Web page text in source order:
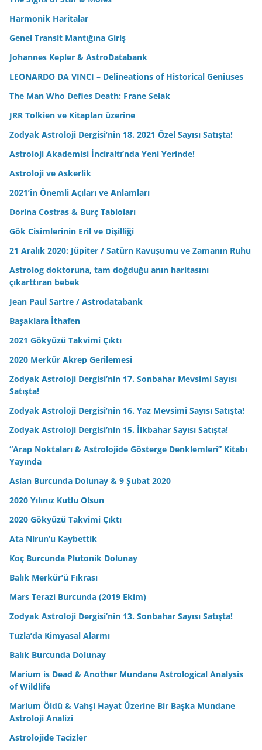
Harmonik Haritalar
Genel Transit Mantığına Giriş
Johannes Kepler & AstroDatabank
LEONARDO DA VINCI – Delineations of Historical Geniuses
The Man Who Defies Death: Frane Selak
JRR Tolkien ve Kitapları üzerine
Zodyak Astroloji Dergisi’nin 18. 2021 Özel Sayısı Satışta!
Astroloji Akademisi İnciraltı’nda Yeni Yerinde!
Astroloji ve Askerlik
2021’in Önemli Açıları ve Anlamları
Dorina Costras & Burç Tabloları
Gök Cisimlerinin Eril ve Dişilliği
21 Aralık 2020: Jüpiter / Satürn Kavuşumu ve Zamanın Ruhu
Astrolog doktoruna, tam doğduğu anın haritasını
çıkarttıran bebek
Jean Paul Sartre / Astrodatabank
Başaklara İthafen
2021 Gökyüzü Takvimi Çıktı
2020 Merkür Akrep Gerilemesi
Zodyak Astroloji Dergisi’nin 17. Sonbahar Mevsimi Sayısı
Satışta!
Zodyak Astroloji Dergisi’nin 16. Yaz Mevsimi Sayısı Satışta!
Zodyak Astroloji Dergisi’nin 15. İlkbahar Sayısı Satışta!
“Arap Noktaları & Astrolojide Gösterge Denklemleri” Kitabı
Yayında
Aslan Burcunda Dolunay & 9 Şubat 2020
2020 Yılınız Kutlu Olsun
2020 Gökyüzü Takvimi Çıktı
Ata Nirun’u Kaybettik
Koç Burcunda Plutonik Dolunay
Balık Merkür’ü Fıkrası
Mars Terazi Burcunda (2019 Ekim)
Zodyak Astroloji Dergisi’nin 13. Sonbahar Sayısı Satışta!
Tuzla’da Kimyasal Alarmı
Balık Burcunda Dolunay
Marium is Dead & Another Mundane Astrological Analysis
of Wildlife
Marium Öldü & Vahşi Hayat Üzerine Bir Başka Mundane
Astroloji Analizi
Astrolojide Tacizler